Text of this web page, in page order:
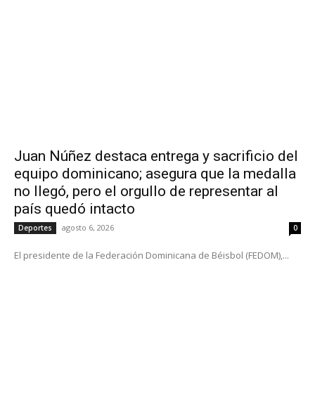
Juan Núñez destaca entrega y sacrificio del
equipo dominicano; asegura que la medalla
no llegó, pero el orgullo de representar al
país quedó intacto
Deportes agosto 6, 2026 0
El presidente de la Federación Dominicana de Béisbol (FEDOM),...